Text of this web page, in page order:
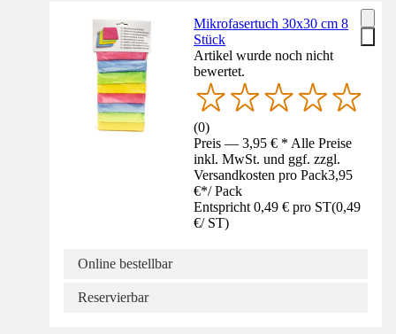
Mikrofasertuch 30x30 cm 8
Stück
Artikel wurde noch nicht
bewertet.
(0)
Preis — 3,95 € * Alle Preise
inkl. MwSt. und ggf. zzgl.
Versandkosten pro Pack3,95
€*/ Pack
Entspricht 0,49 € pro ST(0,49
€/ ST)
Online bestellbar
Reservierbar